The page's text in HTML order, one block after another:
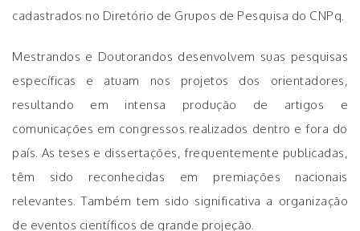
cadastrados no Diretório de Grupos de Pesquisa do CNPq.
Mestrandos e Doutorandos desenvolvem suas pesquisas
específicas e atuam nos projetos dos orientadores,
resultando em intensa produção de artigos e
comunicações em congressos realizados dentro e fora do
país. As teses e dissertações, frequentemente publicadas,
têm sido reconhecidas em premiações nacionais
relevantes. Também tem sido significativa a organização
de eventos científicos de grande projeção.